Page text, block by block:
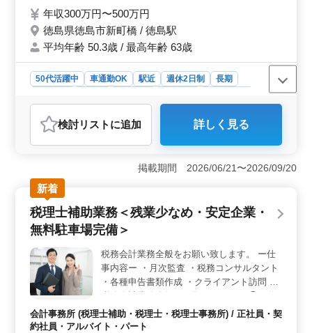
ＩＣＳ、ＴＫＣ、ＪＤＬ、弥生 車通勤可能
駅チカ ぜひ今までの経験を活かして頂ける
方のご応募お待ちしております◎
年収300万円〜500万円
徳島県徳島市新町橋 / 徳島駅
平均年齢 50.3歳 / 最高年齢 63歳
50代活躍中 車通勤OK 駅近 週休2日制
長期
おすすめポイント
＜経験活用と専門スキル向上＞ この仕事では、会計事
務所での5年以上の経験が活かせます。 顧客の会計監査
や税務会計業務、税務申告書類作成といった業務を通じ
て、更なるスキルアップもできます。 ＜勤務地の利
便性＞ 徳島駅から近く、車通勤も可能な立地で、通勤
の利便性が高いです。仕事と私生活のバランスを重視す
る方にとっても、このアクセスの良さは大きな魅力とな
ります。 ＜休日＞ 週休2日制で、土日祝日は基本的
に休み。さらに夏季休暇や年末年始休暇もあり、有給休
暇制度も充実しています。仕事とプライベートの充実を
図ることが可能です。
検討リスト に追加 詳しく見る
掲載期間 2026/06/21〜2026/09/20
新着
税理士補助業務＜残業少なめ・安定企業・
無料駐車場完備＞
税務会計業務全般をお願い致します。 ー仕
事内容ー ・月次監査 ・税務コンサルタント
・各種申告書類作成 ・クライアント訪問 等
会計事務所経験者募集中 ◯車通勤可能 ◯ブ
ランクある方応募歓迎
会計事務所 (税理士補助・税理士・税理士事務所) / 正社員・契
約社員・アルバイト・パート